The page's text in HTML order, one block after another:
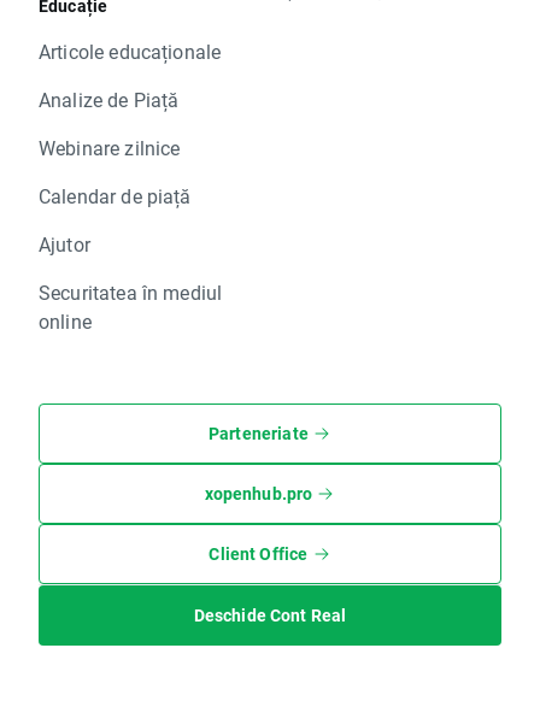
Educație
Articole educaționale
Analize de Piață
Webinare zilnice
Calendar de piață
Ajutor
Securitatea în mediul
online
Parteneriate
xopenhub.pro
Client Office
Deschide Cont Real